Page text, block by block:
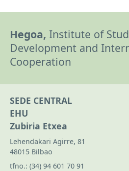
Hegoa, Institute of
Development and
Cooperation
SEDE CENTRAL
EHU
Zubiria Etxea
Lehendakari Agirre, 81
48015 Bilbao
tfno.: (34) 94 601 70 91